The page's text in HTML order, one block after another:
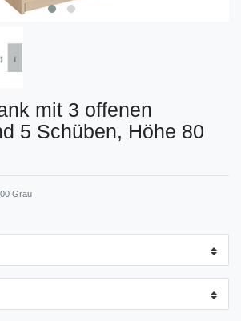
mit 3 offenen
5 Schüben, Höhe 80
Grau